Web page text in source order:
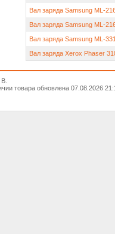
Вал заряда Samsung ML-
Вал заряда Samsung ML-
Вал заряда Samsung ML-
Вал заряда Xerox Phaser
товара обновлена 07.08.2026